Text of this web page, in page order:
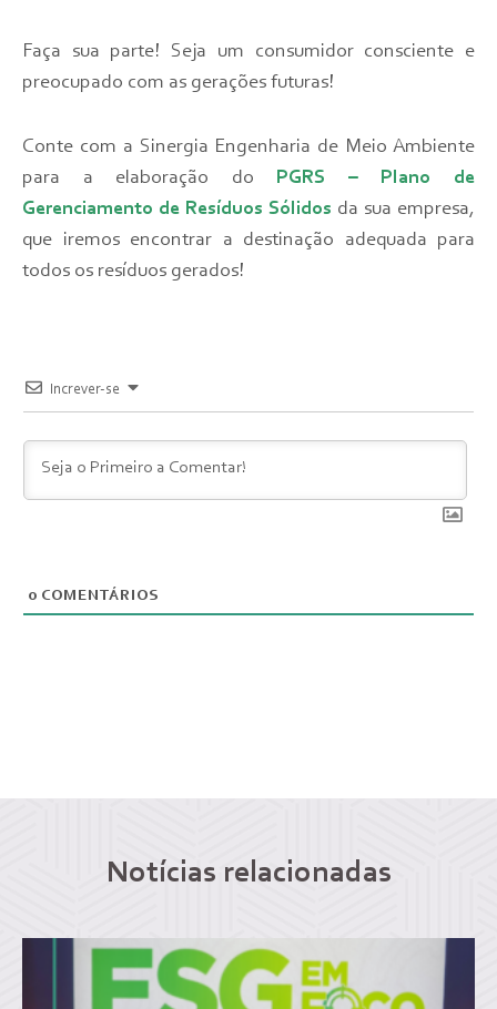
Faça sua parte! Seja um consumidor consciente e
preocupado com as gerações futuras!
Conte com a Sinergia Engenharia de Meio Ambiente
para a elaboração do PGRS – Plano de
Gerenciamento de Resíduos Sólidos da sua empresa,
que iremos encontrar a destinação adequada para
todos os resíduos gerados!
Increver-se
0 COMENTÁRIOS
Notícias relacionadas